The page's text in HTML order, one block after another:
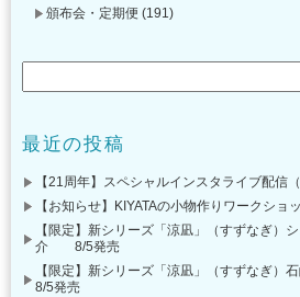
頒布会・定期便 (191)
最近の投稿
【21周年】スペシャルインスタライブ配信
【お知らせ】KIYATAの小物作りワークショ
【限定】新シリーズ「涼凪」（すずなぎ）
介 8/5発売
【限定】新シリーズ「涼凪」（すずなぎ
8/5発売